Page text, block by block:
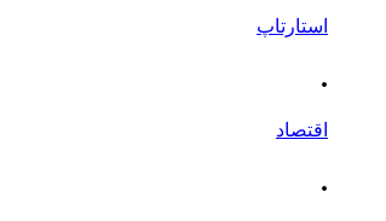
استارتاپ
.
اقتصاد
.